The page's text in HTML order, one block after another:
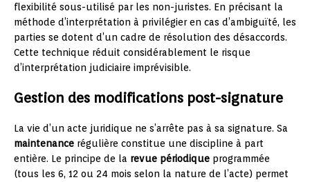
flexibilité sous-utilisé par les non-juristes. En précisant la
méthode d’interprétation à privilégier en cas d’ambiguïté, les
parties se dotent d’un cadre de résolution des désaccords.
Cette technique réduit considérablement le risque
d’interprétation judiciaire imprévisible.
Gestion des modifications post-signature
La vie d’un acte juridique ne s’arrête pas à sa signature. Sa
maintenance régulière constitue une discipline à part
entière. Le principe de la revue périodique programmée
(tous les 6, 12 ou 24 mois selon la nature de l’acte) permet